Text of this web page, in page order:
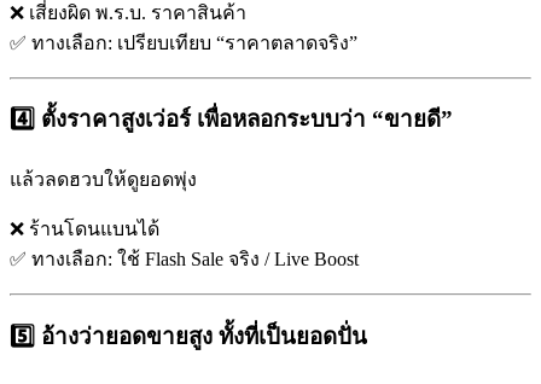
❌ เสี่ยงผิด พ.ร.บ. ราคาสินค้า
✅ ทางเลือก: เปรียบเทียบ “ราคาตลาดจริง”
4️⃣ ตั้งราคาสูงเว่อร์ เพื่อหลอกระบบว่า “ขายดี”
แล้วลดฮวบให้ดูยอดพุ่ง
❌ ร้านโดนแบนได้
✅ ทางเลือก: ใช้ Flash Sale จริง / Live Boost
5️⃣ อ้างว่ายอดขายสูง ทั้งที่เป็นยอดปั่น